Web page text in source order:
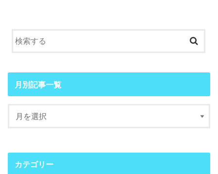
月別記事一覧
カテゴリー